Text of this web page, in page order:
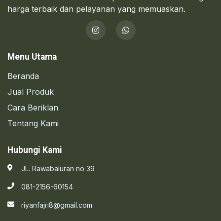
harga terbaik dan pelayanan yang memuaskan.
Menu Utama
Beranda
Jual Produk
Cara Beriklan
Tentang Kami
Hubungi Kami
JL. Rawabaluran no 39
081-2156-60154
riyanfajri8@gmail.com